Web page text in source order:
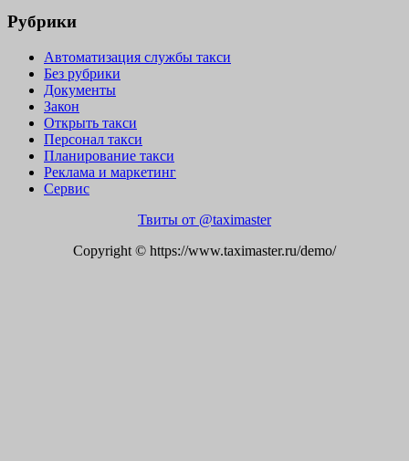
Рубрики
Автоматизация службы такси
Без рубрики
Документы
Закон
Открыть такси
Персонал такси
Планирование такси
Реклама и маркетинг
Сервис
Твиты от @taximaster
Copyright © https://www.taximaster.ru/demo/